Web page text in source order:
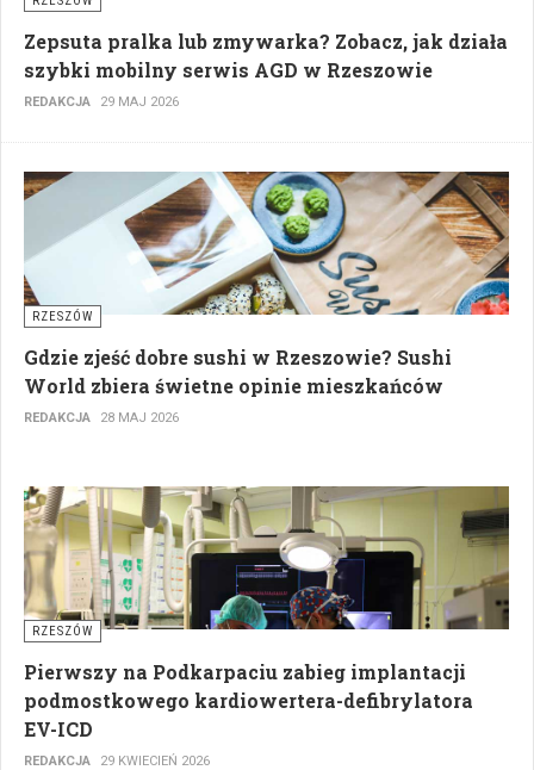
Zepsuta pralka lub zmywarka? Zobacz, jak działa
szybki mobilny serwis AGD w Rzeszowie
REDAKCJA 29 MAJ 2026
RZESZÓW
Gdzie zjeść dobre sushi w Rzeszowie? Sushi
World zbiera świetne opinie mieszkańców
REDAKCJA 28 MAJ 2026
RZESZÓW
Pierwszy na Podkarpaciu zabieg implantacji
podmostkowego kardiowertera-defibrylatora
EV-ICD
REDAKCJA 29 KWIECIEŃ 2026